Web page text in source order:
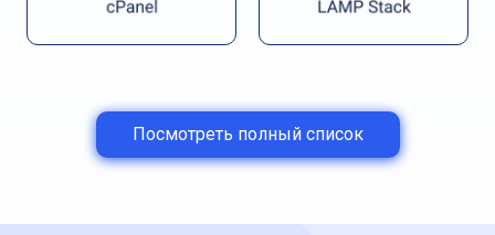
Посмотреть полный список